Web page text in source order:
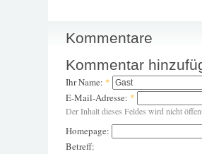
Kommentare
Kommentar
Ihr Name: *
E-Mail-Adresse: *
Der Inhalt dieses Feldes wird nicht
Homepage:
Betreff: